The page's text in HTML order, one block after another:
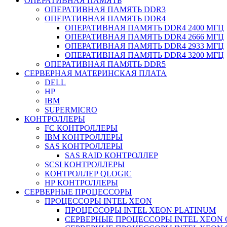
ОПЕРАТИВНАЯ ПАМЯТЬ DDR3
ОПЕРАТИВНАЯ ПАМЯТЬ DDR4
ОПЕРАТИВНАЯ ПАМЯТЬ DDR4 2400 МГЦ
ОПЕРАТИВНАЯ ПАМЯТЬ DDR4 2666 МГЦ
ОПЕРАТИВНАЯ ПАМЯТЬ DDR4 2933 МГЦ
ОПЕРАТИВНАЯ ПАМЯТЬ DDR4 3200 МГЦ
ОПЕРАТИВНАЯ ПАМЯТЬ DDR5
СЕРВЕРНАЯ МАТЕРИНСКАЯ ПЛАТА
DELL
HP
IBM
SUPERMICRO
КОНТРОЛЛЕРЫ
FC КОНТРОЛЛЕРЫ
IBM КОНТРОЛЛЕРЫ
SAS КОНТРОЛЛЕРЫ
SAS RAID КОНТРОЛЛЕР
SCSI КОНТРОЛЛЕРЫ
КОНТРОЛЛЕР QLOGIC
НР КОНТРОЛЛЕРЫ
СЕРВЕРНЫЕ ПРОЦЕССОРЫ
ПРОЦЕССОРЫ INTEL XEON
ПРОЦЕССОРЫ INTEL XEON PLATINUM
СЕРВЕРНЫЕ ПРОЦЕССОРЫ INTEL XEON